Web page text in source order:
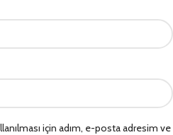
için adım, e-posta adresim ve